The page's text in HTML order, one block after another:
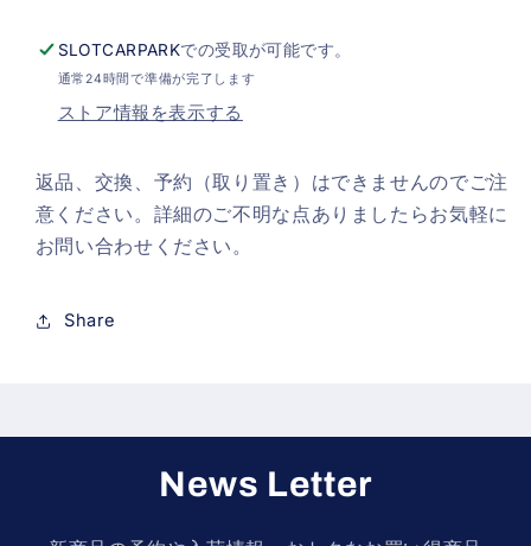
す
す
SLOTCARPARKでの受取が可能です。
通常24時間で準備が完了します
ストア情報を表示する
返品、交換、予約（取り置き）はできませんのでご注
意ください。詳細のご不明な点ありましたらお気軽に
お問い合わせください。
Share
News Letter